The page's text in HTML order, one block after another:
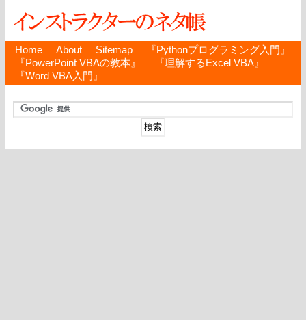
Home About Sitemap
『Pythonプログラミング入門』
『PowerPoint VBAの教本』
『理解するExcel VBA』
『Word VBA入門』